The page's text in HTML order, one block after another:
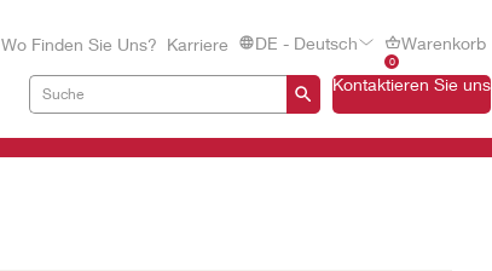
Wo Finden Sie Uns? Karriere DE - Deutsch
0
Warenkorb
Kontaktieren Sie uns